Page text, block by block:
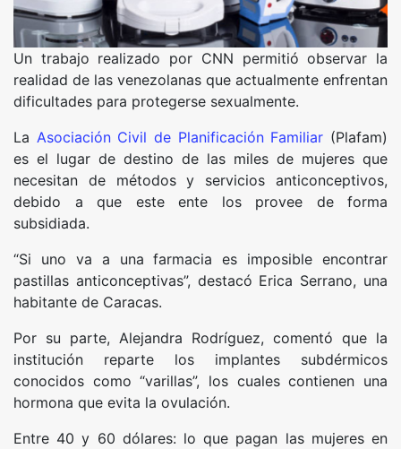
Un trabajo realizado por CNN permitió observar la
realidad de las venezolanas que actualmente enfrentan
dificultades para protegerse sexualmente.
La Asociación Civil de Planificación Familiar (Plafam)
es el lugar de destino de las miles de mujeres que
necesitan de métodos y servicios anticonceptivos,
debido a que este ente los provee de forma
subsidiada.
“Si uno va a una farmacia es imposible encontrar
pastillas anticonceptivas”, destacó Erica Serrano, una
habitante de Caracas.
Por su parte, Alejandra Rodríguez, comentó que la
institución reparte los implantes subdérmicos
conocidos como “varillas”, los cuales contienen una
hormona que evita la ovulación.
Entre 40 y 60 dólares: lo que pagan las mujeres en